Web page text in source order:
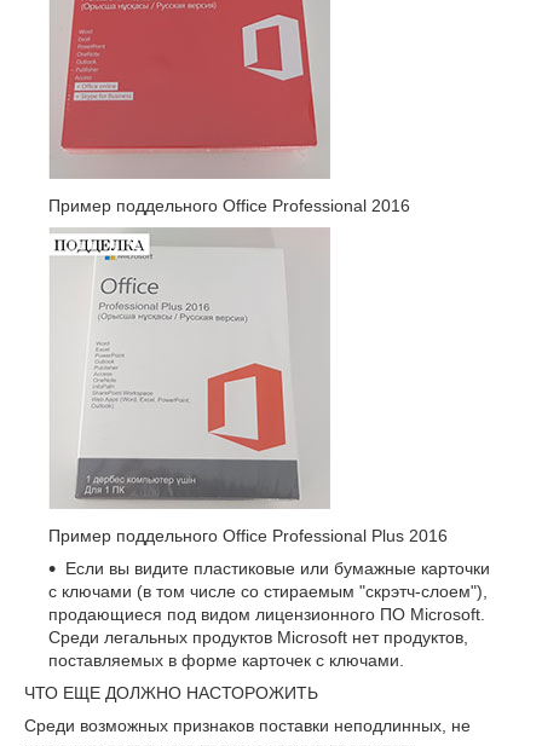
Пример поддельного Office Professional 2016
Пример поддельного Office Professional Plus 2016
Если вы видите пластиковые или бумажные карточки
с ключами (в том числе со стираемым "скрэтч-слоем"),
продающиеся под видом лицензионного ПО Microsoft.
Среди легальных продуктов Microsoft нет продуктов,
поставляемых в форме карточек с ключами.
ЧТО ЕЩЕ ДОЛЖНО НАСТОРОЖИТЬ
Среди возможных признаков поставки неподлинных, не